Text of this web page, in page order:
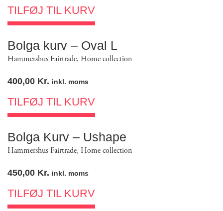
TILFØJ TIL KURV
Bolga kurv – Oval L
Hammershus Fairtrade, Home collection
400,00 Kr. inkl. moms
TILFØJ TIL KURV
Bolga Kurv – Ushape
Hammershus Fairtrade, Home collection
450,00 Kr. inkl. moms
TILFØJ TIL KURV